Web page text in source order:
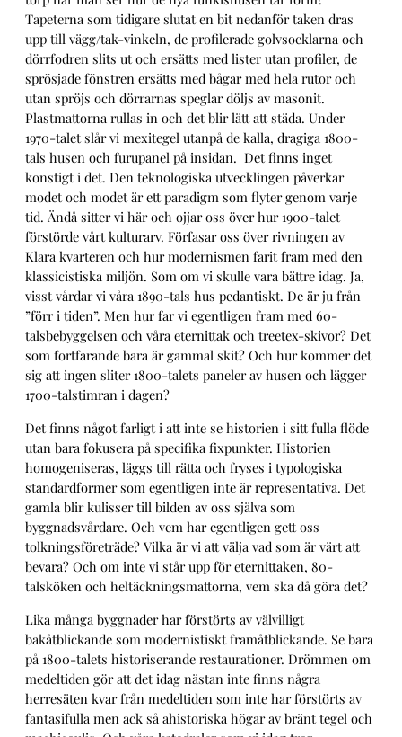
Tapeterna som tidigare slutat en bit nedanför taken dras
upp till vägg/tak-vinkeln, de profilerade golvsocklarna och
dörrfodren slits ut och ersätts med lister utan profiler, de
sprösjade fönstren ersätts med bågar med hela rutor och
utan spröjs och dörrarnas speglar döljs av masonit.
Plastmattorna rullas in och det blir lätt att städa. Under
1970-talet slår vi mexitegel utanpå de kalla, dragiga 1800-
tals husen och furupanel på insidan. Det finns inget
konstigt i det. Den teknologiska utvecklingen påverkar
modet och modet är ett paradigm som flyter genom varje
tid. Ändå sitter vi här och ojjar oss över hur 1900-talet
förstörde vårt kulturarv. Förfasar oss över rivningen av
Klara kvarteren och hur modernismen farit fram med den
klassicistiska miljön. Som om vi skulle vara bättre idag. Ja,
visst vårdar vi våra 1890-tals hus pedantiskt. De är ju från
”förr i tiden”. Men hur far vi egentligen fram med 60-
talsbebyggelsen och våra eternittak och treetex-skivor? Det
som fortfarande bara är gammal skit? Och hur kommer det
sig att ingen sliter 1800-talets paneler av husen och lägger
1700-talstimran i dagen?
Det finns något farligt i att inte se historien i sitt fulla flöde
utan bara fokusera på specifika fixpunkter. Historien
homogeniseras, läggs till rätta och fryses i typologiska
standardformer som egentligen inte är representativa. Det
gamla blir kulisser till bilden av oss själva som
byggnadsvårdare. Och vem har egentligen gett oss
tolkningsföreträde? Vilka är vi att välja vad som är värt att
bevara? Och om inte vi står upp för eternittaken, 80-
talsköken och heltäckningsmattorna, vem ska då göra det?
Lika många byggnader har förstörts av välvilligt
bakåtblickande som modernistiskt framåtblickande. Se bara
på 1800-talets historiserande restaurationer. Drömmen om
medeltiden gör att det idag nästan inte finns några
herresäten kvar från medeltiden som inte har förstörts av
fantasifulla men ack så ahistoriska högar av bränt tegel och